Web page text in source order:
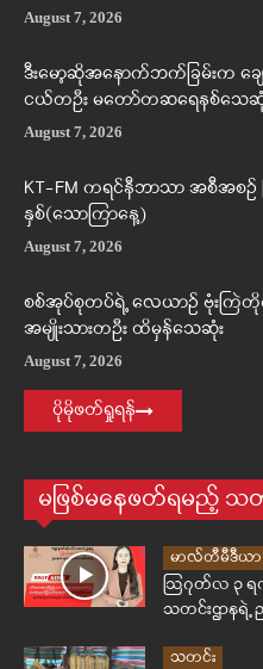
August 7, 2026
ဒီးမော့ဆိုအနောက်ဘက်ခြမ်းက ချ
ငယ်တဦး မတော်တဆရေနစ်သေဆုံ
August 7, 2026
KT-FM ကရင်နီဘာသာ အစီအစ
နှစ်(သောကြာနေ့)
August 7, 2026
စစ်အုပ်စုတပ်ရဲ့ လေယာဉ် ဗုံးကြဲတို
အမျိုးသားတဦး ထိမှန်သေဆုံး
August 7, 2026
ပိုမိုဖတ်ရှုရန်
မဖြစ်မနေဖတ်ရမည့် သတ
မာလ်တီမီဒီယာ
ဩဂုတ်လ ၃ ရက်
သတင်းဌာနရဲ့
သတင်း